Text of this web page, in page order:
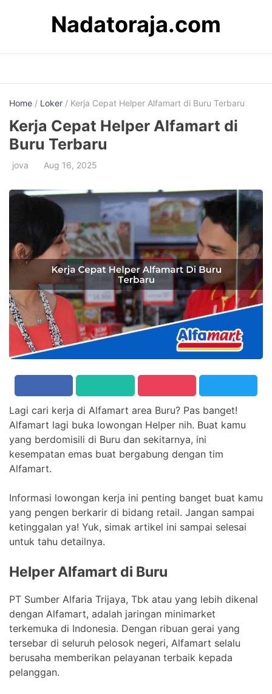
Nadatoraja.com
Home / Loker / Kerja Cepat Helper Alfamart di Buru Terbaru
Kerja Cepat Helper Alfamart di
Buru Terbaru
jova Aug 16, 2025
Lagi cari kerja di Alfamart area Buru? Pas banget!
Alfamart lagi buka lowongan Helper nih. Buat kamu
yang berdomisili di Buru dan sekitarnya, ini
kesempatan emas buat bergabung dengan tim
Alfamart.
Informasi lowongan kerja ini penting banget buat kamu
yang pengen berkarir di bidang retail. Jangan sampai
ketinggalan ya! Yuk, simak artikel ini sampai selesai
untuk tahu detailnya.
Helper Alfamart di Buru
PT Sumber Alfaria Trijaya, Tbk atau yang lebih dikenal
dengan Alfamart, adalah jaringan minimarket
terkemuka di Indonesia. Dengan ribuan gerai yang
tersebar di seluruh pelosok negeri, Alfamart selalu
berusaha memberikan pelayanan terbaik kepada
pelanggan.